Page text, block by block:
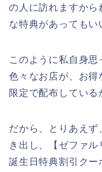
の人に訪れますから
な特典があってもい
このように私自身
色々なお店が、お得
限定で配布している
だから、とりあえ
き出し、【ゼファ
誕生日特典割引ク